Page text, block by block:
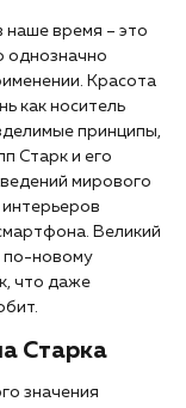
наше время – это
однозначно
Красота
как носитель
принципы,
Старк и его
мирового
Великий
по-новому
что даже
Старка
значения